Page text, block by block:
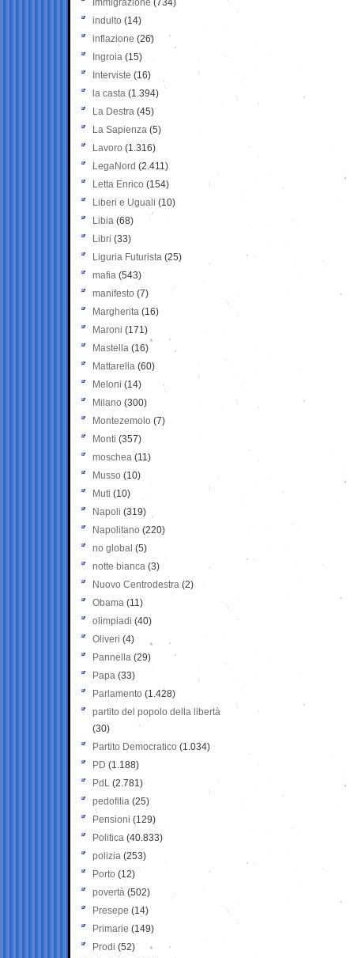
Immigrazione (734)
indulto (14)
inflazione (26)
Ingroia (15)
Interviste (16)
la casta (1.394)
La Destra (45)
La Sapienza (5)
Lavoro (1.316)
LegaNord (2.411)
Letta Enrico (154)
Liberi e Uguali (10)
Libia (68)
Libri (33)
Liguria Futurista (25)
mafia (543)
manifesto (7)
Margherita (16)
Maroni (171)
Mastella (16)
Mattarella (60)
Meloni (14)
Milano (300)
Montezemolo (7)
Monti (357)
moschea (11)
Musso (10)
Muti (10)
Napoli (319)
Napolitano (220)
no global (5)
notte bianca (3)
Nuovo Centrodestra (2)
Obama (11)
olimpiadi (40)
Oliveri (4)
Pannella (29)
Papa (33)
Parlamento (1.428)
partito del popolo della libertà
(30)
Partito Democratico (1.034)
PD (1.188)
PdL (2.781)
pedofilia (25)
Pensioni (129)
Politica (40.833)
polizia (253)
Porto (12)
povertà (502)
Presepe (14)
Primarie (149)
Prodi (52)